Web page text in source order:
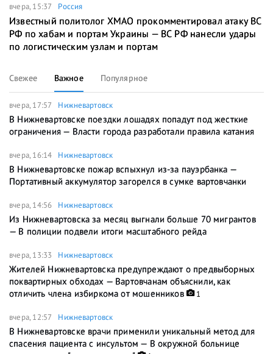
вчера, 15:37 Россия
Известный политолог ХМАО прокомментировал атаку ВС
РФ по хабам и портам Украины — ВС РФ нанесли удары
по логистическим узлам и портам
Свежее Важное Популярное
вчера, 17:57 Нижневартовск
В Нижневартовске поездки лошадях попадут под жесткие
ограничения — Власти города разработали правила катания
вчера, 16:14 Нижневартовск
В Нижневартовске пожар вспыхнул из-за пауэрбанка —
Портативный аккумулятор загорелся в сумке вартовчанки
вчера, 14:56 Нижневартовск
Из Нижневартовска за месяц выгнали больше 70 мигрантов
— В полиции подвели итоги масштабного рейда
вчера, 13:33 Нижневартовск
Жителей Нижневартовска предупреждают о предвыборных
поквартирных обходах — Вартовчанам объяснили, как
отличить члена избиркома от мошенников
1
вчера, 12:57 Нижневартовск
В Нижневартовске врачи применили уникальный метод для
спасения пациента с инсультом — В окружной больнице